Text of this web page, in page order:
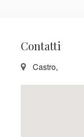
Contatti
Castro,